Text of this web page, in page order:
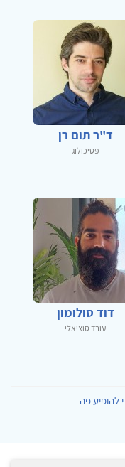
ד"ר תום רן
פסיכולוג
דוד סולומון
עובד סוציאלי
להופיע פה